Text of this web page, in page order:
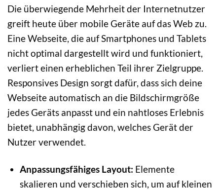
Die überwiegende Mehrheit der Internetnutzer
greift heute über mobile Geräte auf das Web zu.
Eine Webseite, die auf Smartphones und Tablets
nicht optimal dargestellt wird und funktioniert,
verliert einen erheblichen Teil ihrer Zielgruppe.
Responsives Design sorgt dafür, dass sich deine
Webseite automatisch an die Bildschirmgröße
jedes Geräts anpasst und ein nahtloses Erlebnis
bietet, unabhängig davon, welches Gerät der
Nutzer verwendet.
Anpassungsfähiges Layout: Elemente
skalieren und verschieben sich, um auf kleinen